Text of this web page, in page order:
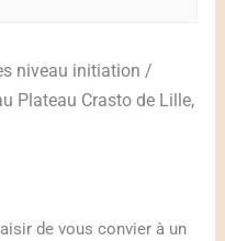
niveau initiation /
Plateau Crasto de Lille,
de vous convier à un